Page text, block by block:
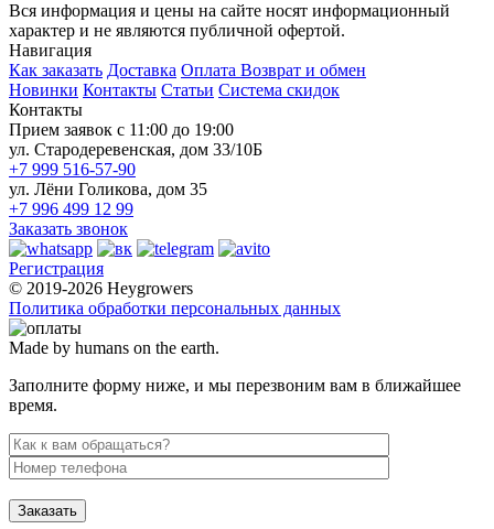
Вся информация и цены на сайте носят информационный
характер и не являются публичной офертой.
Навигация
Как заказать Доставка Оплата Возврат и обмен
Новинки Контакты Статьи Система скидок
Контакты
Прием заявок с 11:00 до 19:00
ул. Стародеревенская, дом 33/10Б
+7 999 516-57-90
ул. Лёни Голикова, дом 35
+7 996 499 12 99
Заказать звонок
Регистрация
© 2019-2026 Heygrowers
Политика обработки персональных данных
Made by humans on the earth.
Заполните форму ниже, и мы перезвоним вам в ближайшее
время.
Заказать